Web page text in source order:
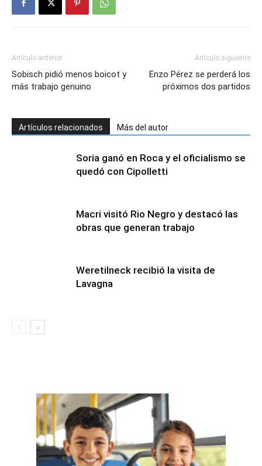
Artículo anterior
Sobisch pidió menos boicot y
más trabajo genuino
Artículo siguiente
Enzo Pérez se perderá los
próximos dos partidos
Artículos relacionados Más del autor
Soria ganó en Roca y el oficialismo se
quedó con Cipolletti
Macri visitó Rio Negro y destacó las
obras que generan trabajo
Weretilneck recibió la visita de
Lavagna